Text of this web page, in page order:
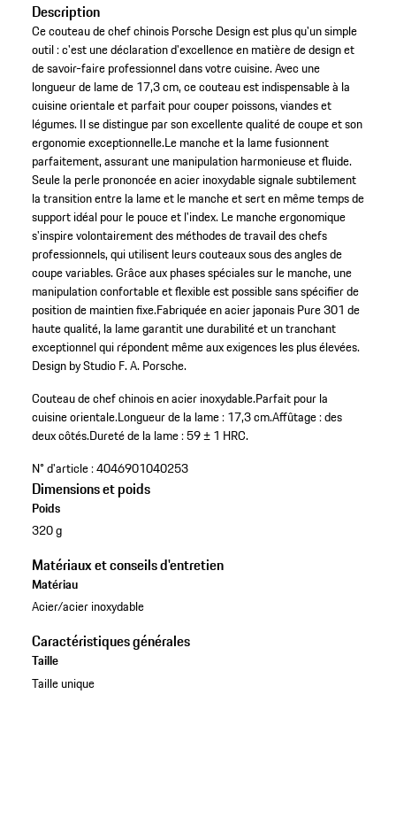
Description
Ce couteau de chef chinois Porsche Design est plus qu'un simple
outil : c'est une déclaration d'excellence en matière de design et
de savoir-faire professionnel dans votre cuisine. Avec une
longueur de lame de 17,3 cm, ce couteau est indispensable à la
cuisine orientale et parfait pour couper poissons, viandes et
légumes. Il se distingue par son excellente qualité de coupe et son
ergonomie exceptionnelle.Le manche et la lame fusionnent
parfaitement, assurant une manipulation harmonieuse et fluide.
Seule la perle prononcée en acier inoxydable signale subtilement
la transition entre la lame et le manche et sert en même temps de
support idéal pour le pouce et l'index. Le manche ergonomique
s'inspire volontairement des méthodes de travail des chefs
professionnels, qui utilisent leurs couteaux sous des angles de
coupe variables. Grâce aux phases spéciales sur le manche, une
manipulation confortable et flexible est possible sans spécifier de
position de maintien fixe.Fabriquée en acier japonais Pure 301 de
haute qualité, la lame garantit une durabilité et un tranchant
exceptionnel qui répondent même aux exigences les plus élevées.
Design by Studio F. A. Porsche.
Couteau de chef chinois en acier inoxydable.Parfait pour la
cuisine orientale.Longueur de la lame : 17,3 cm.Affûtage : des
deux côtés.Dureté de la lame : 59 ± 1 HRC.
N° d'article :4046901040253
Dimensions et poids
Poids
320 g
Matériaux et conseils d'entretien
Matériau
Acier/acier inoxydable
Caractéristiques générales
Taille
Taille unique